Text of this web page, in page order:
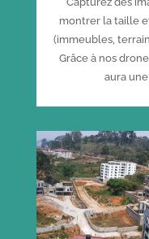
montrer la taille
(immeubles,
Grâce à nos
aura